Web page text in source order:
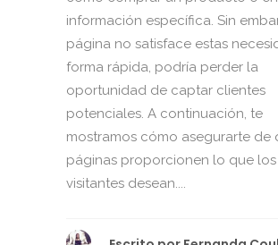
información específica. Sin
página no satisface estas
forma rápida, podría perder la
oportunidad de captar clientes
potenciales. A continuación, te
mostramos cómo asegurarte de
páginas proporcionen lo que los
visitantes desean....